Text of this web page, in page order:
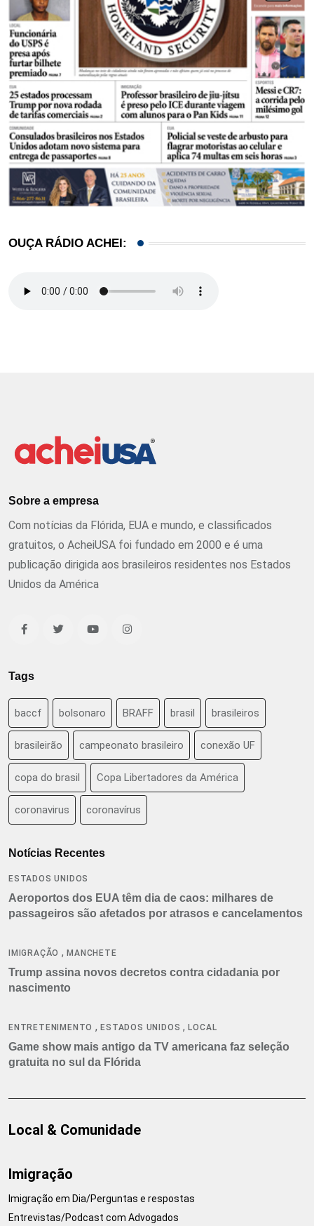
OUÇA RÁDIO ACHEI:
Sobre a empresa
Com notícias da Flórida, EUA e mundo, e classificados
gratuitos, o AcheiUSA foi fundado em 2000 e é uma
publicação dirigida aos brasileiros residentes nos Estados
Unidos da América
Tags
baccf bolsonaro BRAFF brasil brasileiros
brasileirão campeonato brasileiro conexão UF
copa do brasil Copa Libertadores da América
coronavirus coronavírus
Notícias Recentes
ESTADOS UNIDOS
Aeroportos dos EUA têm dia de caos: milhares de
passageiros são afetados por atrasos e cancelamentos
IMIGRAÇÃO ,MANCHETE
Trump assina novos decretos contra cidadania por
nascimento
ENTRETENIMENTO ,ESTADOS UNIDOS ,LOCAL
Game show mais antigo da TV americana faz seleção
gratuita no sul da Flórida
Local & Comunidade
Imigração
Imigração em Dia/Perguntas e respostas
Entrevistas/Podcast com Advogados